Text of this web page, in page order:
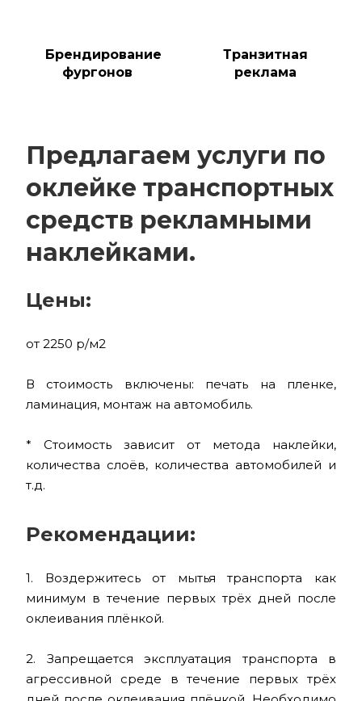
Брендирование
фургонов
Транзитная
реклама
Предлагаем услуги по
оклейке транспортных
средств рекламными
наклейками.
Цены:
от 2250 р/м2
В стоимость включены: печать на пленке,
ламинация, монтаж на автомобиль.
* Стоимость зависит от метода наклейки,
количества слоёв, количества автомобилей и
т.д.
Рекомендации:
1. Воздержитесь от мытья транспорта как
минимум в течение первых трёх дней после
оклеивания плёнкой.
2. Запрещается эксплуатация транспорта в
агрессивной среде в течение первых трёх